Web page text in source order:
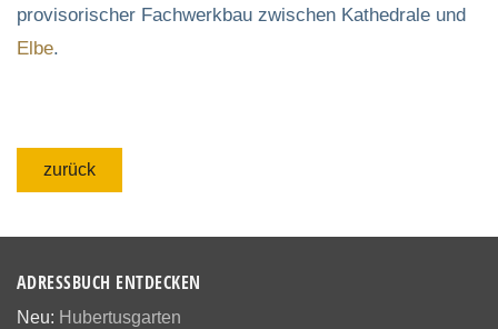
provisorischer Fachwerkbau zwischen Kathedrale und
Elbe.
zurück
ADRESSBUCH ENTDECKEN
Neu: Hubertusgarten